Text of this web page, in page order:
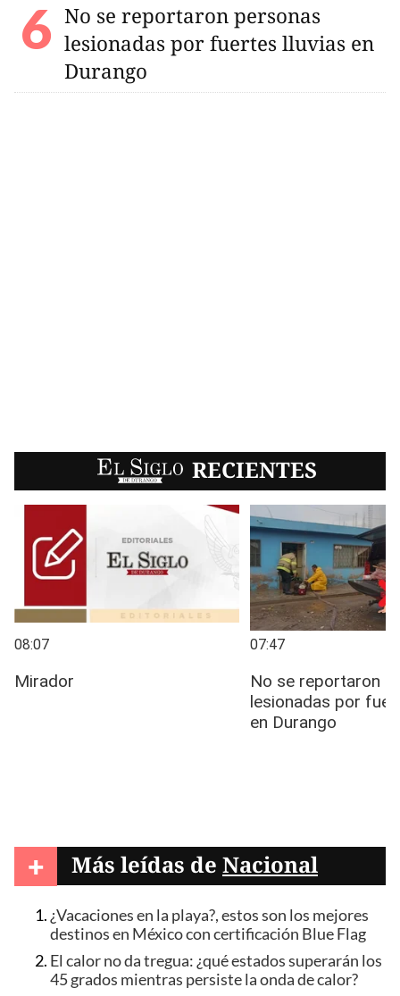
No se reportaron personas
lesionadas por fuertes lluvias en
Durango
EL SIGLO RECIENTES
+ Más leídas de Nacional
¿Vacaciones en la playa?, estos son los mejores
destinos en México con certificación Blue Flag
El calor no da tregua: ¿qué estados superarán los
45 grados mientras persiste la onda de calor?